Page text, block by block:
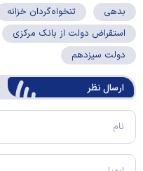
بدهی
تنخواه‌گردان خزانه
استقراض دولت از بانک مرکزی
دولت سیزدهم
ارسال‌ نظر